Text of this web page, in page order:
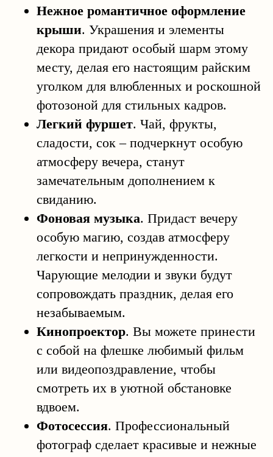
Нежное романтичное оформление
крыши. Украшения и элементы
декора придают особый шарм этому
месту, делая его настоящим райским
уголком для влюбленных и роскошной
фотозоной для стильных кадров.
Легкий фуршет. Чай, фрукты,
сладости, сок – подчеркнут особую
атмосферу вечера, станут
замечательным дополнением к
свиданию.
Фоновая музыка. Придаст вечеру
особую магию, создав атмосферу
легкости и непринужденности.
Чарующие мелодии и звуки будут
сопровождать праздник, делая его
незабываемым.
Кинопроектор. Вы можете принести
с собой на флешке любимый фильм
или видеопоздравление, чтобы
смотреть их в уютной обстановке
вдвоем.
Фотосессия. Профессиональный
фотограф сделает красивые и нежные